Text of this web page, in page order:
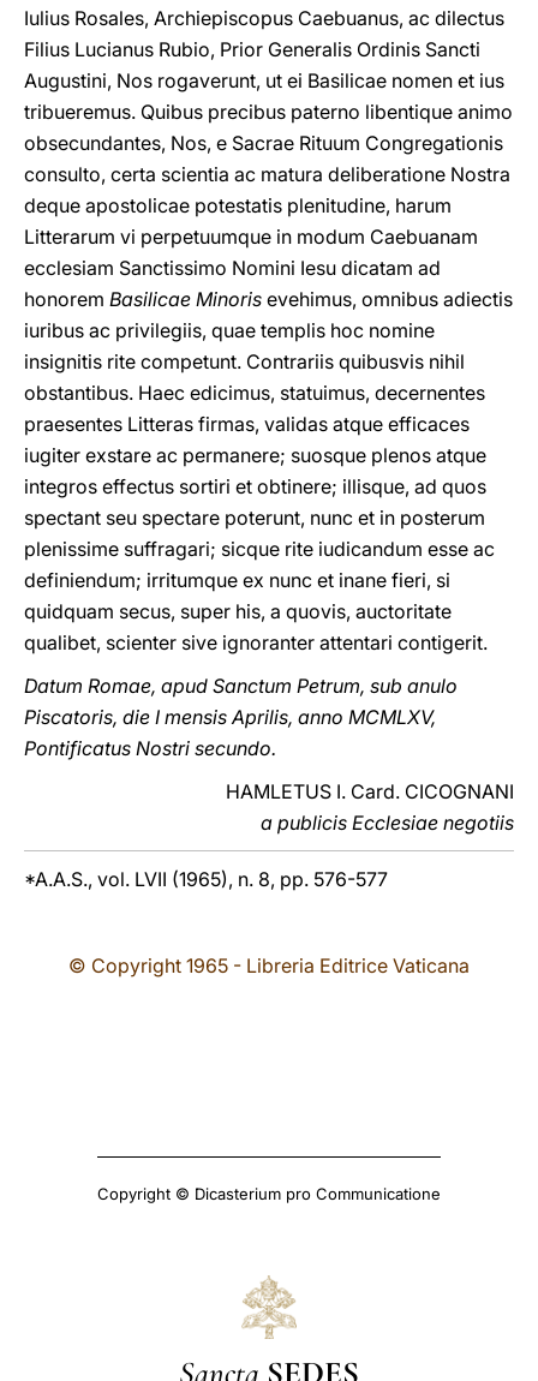
Iulius Rosales, Archiepiscopus Caebuanus, ac dilectus
Filius Lucianus Rubio, Prior Generalis Ordinis Sancti
Augustini, Nos rogaverunt, ut ei Basilicae nomen et ius
tribueremus. Quibus precibus paterno libentique animo
obsecundantes, Nos, e Sacrae Rituum Congregationis
consulto, certa scientia ac matura deliberatione Nostra
deque apostolicae potestatis plenitudine, harum
Litterarum vi perpetuumque in modum Caebuanam
ecclesiam Sanctissimo Nomini Iesu dicatam ad
honorem Basilicae Minoris evehimus, omnibus adiectis
iuribus ac privilegiis, quae templis hoc nomine
insignitis rite competunt. Contrariis quibusvis nihil
obstantibus. Haec edicimus, statuimus, decernentes
praesentes Litteras firmas, validas atque efficaces
iugiter exstare ac permanere; suosque plenos atque
integros effectus sortiri et obtinere; illisque, ad quos
spectant seu spectare poterunt, nunc et in posterum
plenissime suffragari; sicque rite iudicandum esse ac
definiendum; irritumque ex nunc et inane fieri, si
quidquam secus, super his, a quovis, auctoritate
qualibet, scienter sive ignoranter attentari contigerit.
Datum Romae, apud Sanctum Petrum, sub anulo
Piscatoris, die I mensis Aprilis, anno MCMLXV,
Pontificatus Nostri secundo.
HAMLETUS I. Card. CICOGNANI
a publicis Ecclesiae negotiis
*A.A.S., vol. LVII (1965), n. 8, pp. 576-577
© Copyright 1965 - Libreria Editrice Vaticana
Copyright © Dicasterium pro Communicatione
Sancta